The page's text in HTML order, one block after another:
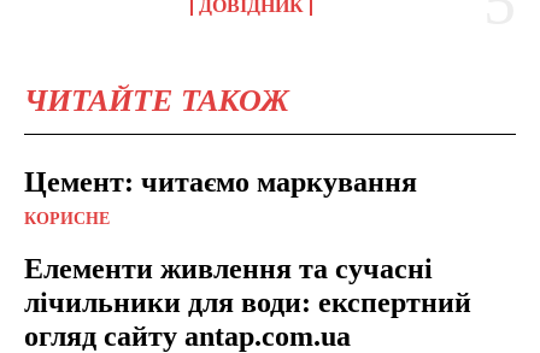
ДОВІДНИК
ЧИТАЙТЕ ТАКОЖ
Цемент: читаємо маркування
КОРИСНЕ
Елементи живлення та сучасні
лічильники для води: експертний
огляд сайту antap.com.ua